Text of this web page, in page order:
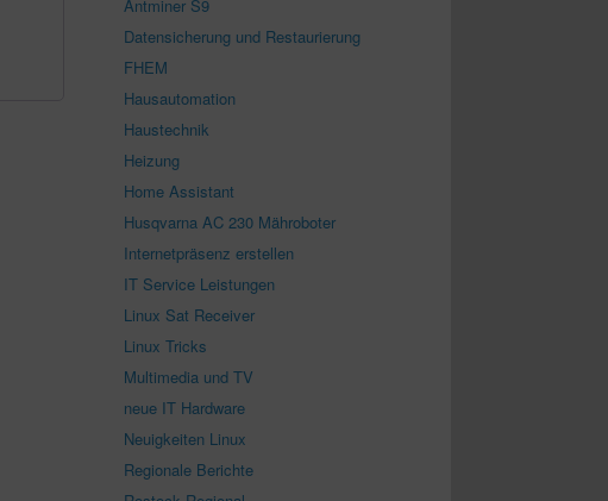
Antminer S9
Datensicherung und Restaurierung
FHEM
Hausautomation
Haustechnik
Heizung
Home Assistant
Husqvarna AC 230 Mähroboter
Internetpräsenz erstellen
IT Service Leistungen
Linux Sat Receiver
Linux Tricks
Multimedia und TV
neue IT Hardware
Neuigkeiten Linux
Regionale Berichte